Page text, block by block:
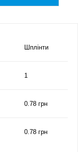
Шплінти
1
0.78 грн
0.78 грн